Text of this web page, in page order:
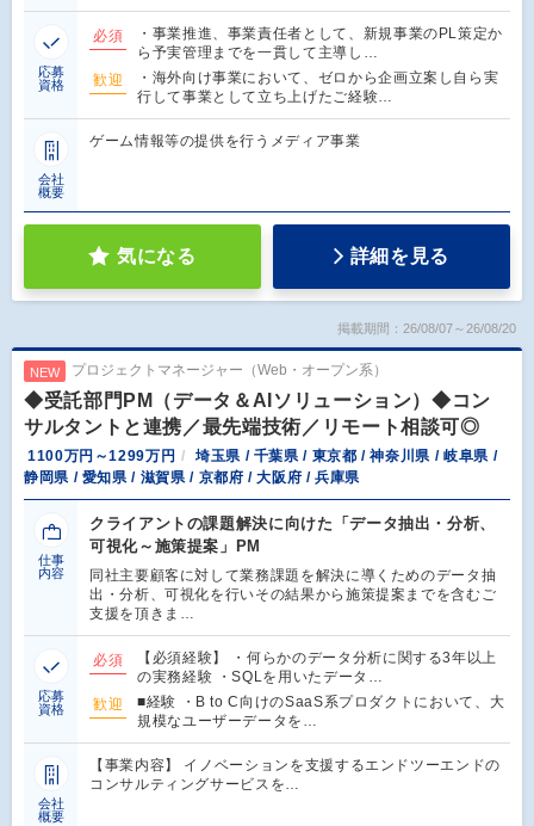
応募
資格
必須
・事業推進、事業責任者として、新規事業のPL策定か
ら予実管理までを一貫して主導し…
歓迎
・海外向け事業において、ゼロから企画立案し自ら実
行して事業として立ち上げたご経験…
会社
概要
ゲーム情報等の提供を行うメディア事業
気になる 詳細を見る
掲載期間：26/08/07～26/08/20
NEW プロジェクトマネージャー（Web・オープン系）
◆受託部門PM（データ＆AIソリューション）◆コン
サルタントと連携／最先端技術／リモート相談可◎
1100万円～1299万円
埼玉県 / 千葉県 / 東京都 / 神奈川県 / 岐阜県 /
静岡県 / 愛知県 / 滋賀県 / 京都府 / 大阪府 / 兵庫県
仕事
内容
クライアントの課題解決に向けた「データ抽出・分析、
可視化～施策提案」PM
同社主要顧客に対して業務課題を解決に導くためのデータ抽
出・分析、可視化を行いその結果から施策提案までを含むご
支援を頂きま…
応募
資格
必須
【必須経験】 ・何らかのデータ分析に関する3年以上
の実務経験 ・SQLを用いたデータ…
歓迎
■経験 ・B to C向けのSaaS系プロダクトにおいて、大
規模なユーザーデータを…
会社
概要
【事業内容】 イノベーションを支援するエンドツーエンドの
コンサルティングサービスを…